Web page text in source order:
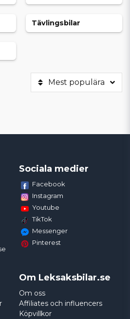
Tävlingsbilar
Mest populära
Sociala medier
Facebook
Instagram
Youtube
TikTok
Messenger
Pinterest
Om Leksaksbilar.se
Om oss
Affiliates och influencers
Köpvillkor